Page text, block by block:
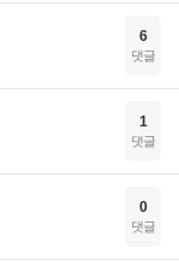
6
댓글
1
댓글
0
댓글